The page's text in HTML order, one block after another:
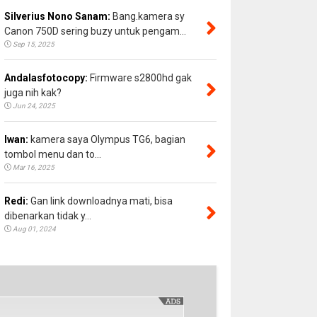
Silverius Nono Sanam: Bang.kamera sy
Canon 750D sering buzy untuk pengam...
Sep 15, 2025
Andalasfotocopy: Firmware s2800hd gak
juga nih kak?
Jun 24, 2025
Iwan: kamera saya Olympus TG6, bagian
tombol menu dan to...
Mar 16, 2025
Redi: Gan link downloadnya mati, bisa
dibenarkan tidak y...
Aug 01, 2024